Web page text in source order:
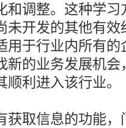
和调整。这种学
未开发的其他有
用于行业内所有
新的业务发展机
利进入该行业。
获取信息的功能